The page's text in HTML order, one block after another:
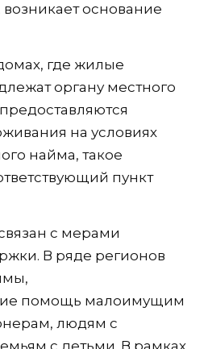
основание
где жилые
органу местного
на условиях
найма, такое
пункт
с мерами
В ряде регионов
помощь малоимущим
людям с